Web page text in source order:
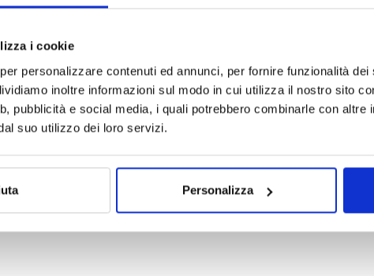
i cookie
personalizzare contenuti ed annunci, per fornire funzionalità
inoltre informazioni sul modo in cui utilizza il nostro sito
pubblicità e social media, i quali potrebbero combinarle con altre
suo utilizzo dei loro servizi.
Personalizza